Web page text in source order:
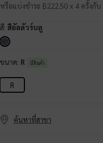
หรือแบ่งชำระ ฿222.50 x 4 ครั้งกับ
สี: สีอัลลัวร์บลู
ขนาด: R มีสินค้า
R
ค้นหาที่สาขา